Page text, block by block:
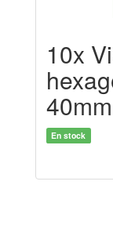
10x
40mm
En stock